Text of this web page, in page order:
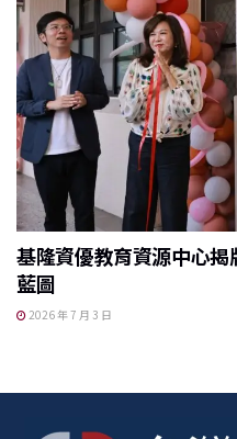
基隆資優教育資源中心
藍圖
2026 年 7 月 3 日